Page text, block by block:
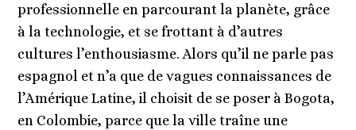
professionnelle en parcourant la planète, grâce
à la technologie, et se frottant à d’autres
cultures l’enthousiasme. Alors qu’il ne parle pas
espagnol et n’a que de vagues connaissances de
l’Amérique Latine, il choisit de se poser à Bogota,
en Colombie, parce que la ville traîne une